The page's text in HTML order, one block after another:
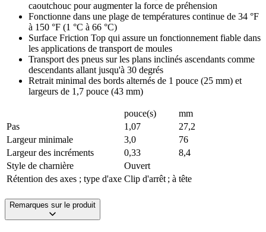
caoutchouc pour augmenter la force de préhension
Fonctionne dans une plage de températures continue de 34 °F
à 150 °F (1 °C à 66 °C)
Surface Friction Top qui assure un fonctionnement fiable dans
les applications de transport de moules
Transport des pneus sur les plans inclinés ascendants comme
descendants allant jusqu'à 30 degrés
Retrait minimal des bords alternés de 1 pouce (25 mm) et
largeurs de 1,7 pouce (43 mm)
pouce(s)
mm
Pas
1,07
27,2
Largeur minimale
3,0
76
Largeur des incréments
0,33
8,4
Style de charnière
Ouvert
Rétention des axes ; type d'axe Clip d'arrêt ; à tête
Remarques sur le produit